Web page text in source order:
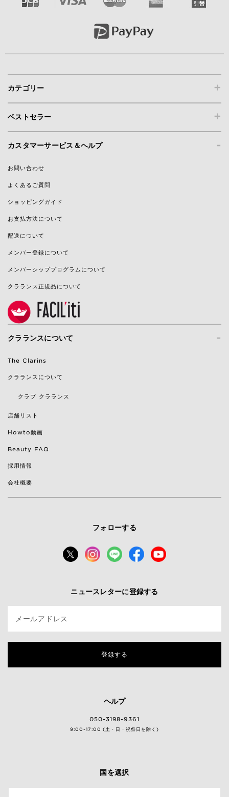
+
カテゴリー
+
ベストセラー
-
カスタマーサービス＆ヘルプ
お問い合わせ
よくあるご質問
ショッピングガイド
お支払方法について
配送について
メンバー登録について
メンバーシッププログラムについて
クラランス正規品について
-
クラランスについて
The Clarins
クラランスについて
クラブ クラランス
店舗リスト
Howto動画
Beauty FAQ
採用情報
会社概要
フォローする
ニュースレターに登録する
メールアドレス
登録する
ヘルプ
050-3198-9361
9:00-17:00 (土・日・祝祭日を除く)
国を選択